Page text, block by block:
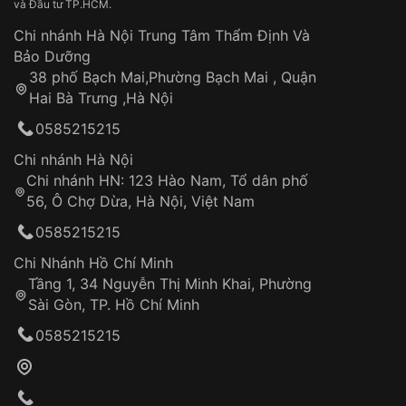
Theo phong cách
Đồng hồ dây kim loại thể thao:
thiết kế mạnh mẽ,
đồng hồ này phù hợp cho những người thích vận
và Đầu tư TP.HCM.
Chi nhánh Hà Nội Trung Tâm Thẩm Định Và
Bảo Dưỡng
38 phố Bạch Mai,Phường Bạch Mai , Quận
Hai Bà Trưng ,Hà Nội
0585215215
Chi nhánh Hà Nội
Chi nhánh HN: 123 Hào Nam, Tổ dân phố
56, Ô Chợ Dừa, Hà Nội, Việt Nam
0585215215
Chi Nhánh Hồ Chí Minh
Tầng 1, 34 Nguyễn Thị Minh Khai, Phường
Sài Gòn, TP. Hồ Chí Minh
0585215215